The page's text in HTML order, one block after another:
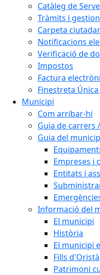
Catàleg de
Tràmits i
Carpeta
Notificacions
Verificació de
Impostos
Factura
Finestreta
Municipi
Com arribar-hi
Guia de carrers
Guia del
Empreses i
Entitats i
Informació del
El municipi
Història
El municipi
Fills d'Oristà
Patrimoni